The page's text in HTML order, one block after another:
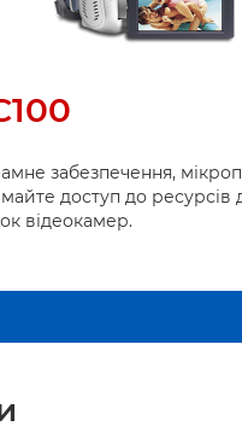
забезпечення,
доступ до ресурсів
відеокамер.